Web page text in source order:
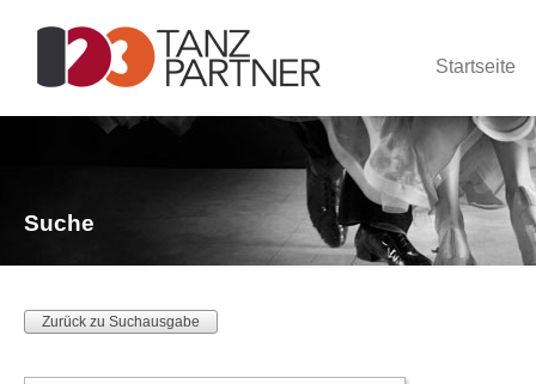
Startseite
Suche
Zurück zu Suchausgabe